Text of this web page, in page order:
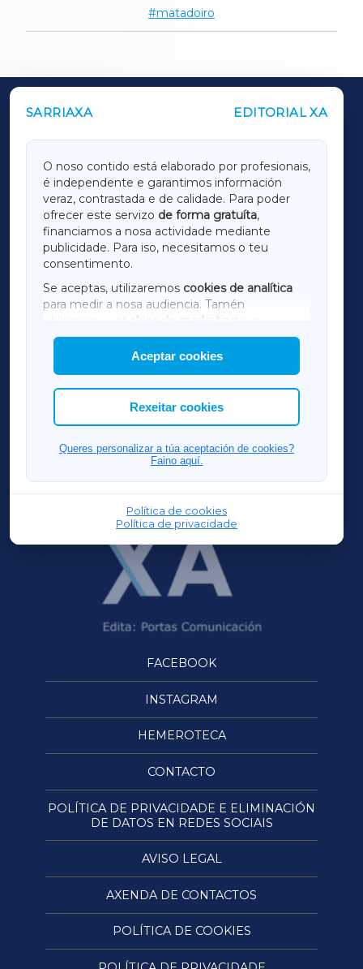
matadoiro
SARRIAXA EDITORIAL XA
O noso contido está elaborado por profesionais,
é independente e garantimos información
veraz, contrastada e de calidade. Para poder
ofrecer este servizo de forma gratuíta,
financiamos a nosa actividade mediante
publicidade. Para iso, necesitamos o teu
consentimento.
Se aceptas, utilizaremos cookies de analítica
para medir a nosa audiencia. Tamén
utilizaremos
cookies de marketing
mostrar publicidade de terceiros.
Así mesmo, podes personalizar a elección das
cookies que desexas permitir.
Aceptar cookies
Rexeitar cookies
Queres personalizar a túa aceptación de cookies?
Faino aquí.
Política de cookies
Política de privacidade
OUTROS PERIÓDICOS
LUGOXA
TERRACHAXA
AMARIÑAXA
RIBEIRASACRAXA
ACORUÑAXA
FERROLXA
OURENSEXA
FACEBOOK
INSTAGRAM
HEMEROTECA
CONTACTO
POLÍTICA DE PRIVACIDADE E ELIMINACIÓN
DE DATOS EN REDES SOCIAIS
AVISO LEGAL
AXENDA DE CONTACTOS
POLÍTICA DE COOKIES